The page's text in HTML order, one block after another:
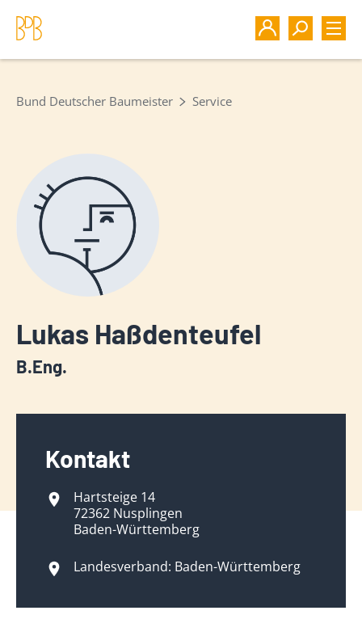
Bund Deutscher Baumeister Service
Lukas Haßdenteufel
B.Eng.
Kontakt
Hartsteige 14
72362 Nusplingen
Baden-Württemberg
Landesverband: Baden-Württemberg